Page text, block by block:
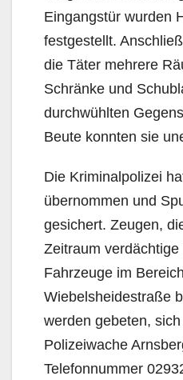
Eingangstür wurden
festgestellt.
die Täter mehrere
Schränke und
durchwühlten
Beute konnten sie
Die Kriminalpolizei
übernommen und
gesichert. Zeugen,
Zeitraum
Fahrzeuge im
Wiebelsheidestraße
werden gebeten,
Polizeiwache
Telefonnummer